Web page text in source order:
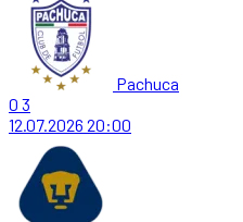
Pachuca
0 3
12.07.2026 20:00